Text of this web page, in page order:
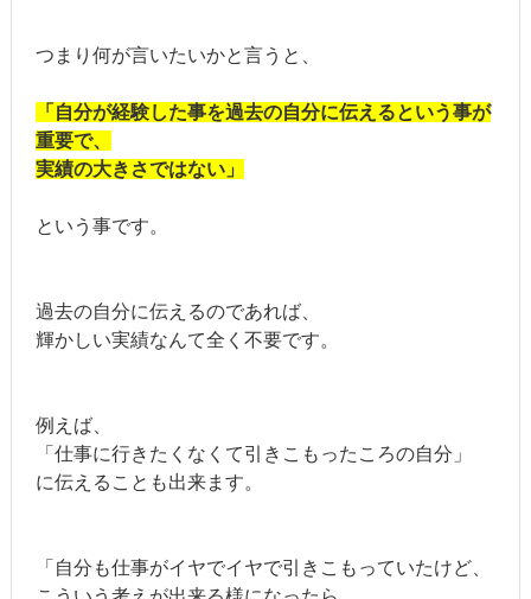
つまり何が言いたいかと言うと、
「自分が経験した事を過去の自分に伝えるという事が
重要で、
実績の大きさではない」
という事です。
過去の自分に伝えるのであれば、
輝かしい実績なんて全く不要です。
例えば、
「仕事に行きたくなくて引きこもったころの自分」
に伝えることも出来ます。
「自分も仕事がイヤでイヤで引きこもっていたけど、